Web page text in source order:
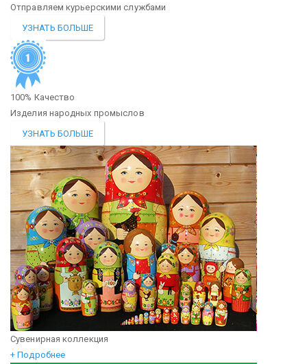
Отправляем курьерскими службами
УЗНАТЬ БОЛЬШЕ
100% Качество
Изделия народных промыслов
УЗНАТЬ БОЛЬШЕ
Сувенирная коллекция
+ Подробнее